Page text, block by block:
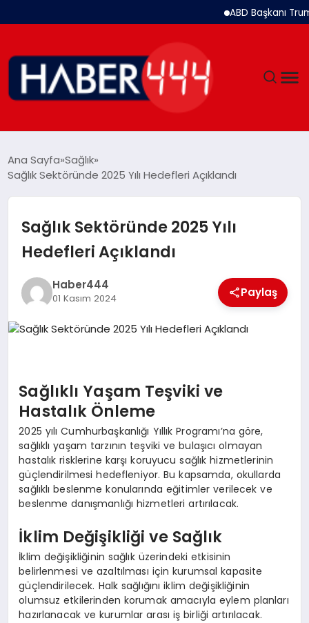
ABD Başkanı
SIYASET
DÜNYA
EKONOMI
SPOR
TEKNOLOJI
EGITIM
YAŞAM
Ana Sayfa Sağlık
Sağlık Sektöründe 2025 Yılı Hedefleri Açıklandı
Sağlık Sektöründe 2025 Yılı
Hedefleri Açıklandı
Haber444
01 Kasım 2024 Paylaş
Sağlıklı Yaşam Teşviki ve
Hastalık Önleme
2025 yılı Cumhurbaşkanlığı Yıllık Programı’na göre,
sağlıklı yaşam tarzının teşviki ve bulaşıcı olmayan
hastalık risklerine karşı koruyucu sağlık hizmetlerinin
güçlendirilmesi hedefleniyor. Bu kapsamda, okullarda
sağlıklı beslenme konularında eğitimler verilecek ve
beslenme danışmanlığı hizmetleri artırılacak.
İklim Değişikliği ve Sağlık
İklim değişikliğinin sağlık üzerindeki etkisinin
belirlenmesi ve azaltılması için kurumsal kapasite
güçlendirilecek. Halk sağlığını iklim değişikliğinin
olumsuz etkilerinden korumak amacıyla eylem planları
hazırlanacak ve kurumlar arası iş birliği artırılacak.